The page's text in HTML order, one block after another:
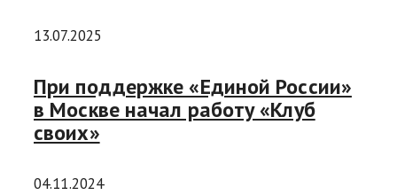
13.07.2025
При поддержке «Единой России»
в Москве начал работу «Клуб
своих»
04.11.2024